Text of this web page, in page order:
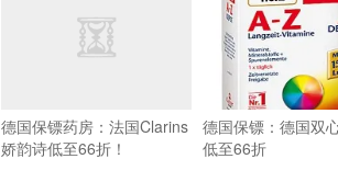
德国保镖药房：法国Clarins
娇韵诗低至66折！
德国保镖：德国双
低至66折